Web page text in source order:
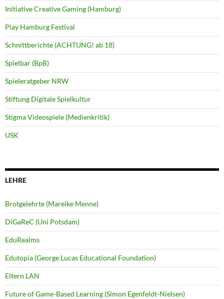
Initiative Creative Gaming (Hamburg)
Play Hamburg Festival
Schnittberichte (ACHTUNG! ab 18)
Spielbar (BpB)
Spieleratgeber NRW
Stiftung Digitale Spielkultur
Stigma Videospiele (Medienkritik)
USK
LEHRE
Brotgelehrte (Mareike Menne)
DiGaReC (Uni Potsdam)
EduRealms
Edutopia (George Lucas Educational Foundation)
Eltern LAN
Future of Game-Based Learning (Simon Egenfeldt-Nielsen)